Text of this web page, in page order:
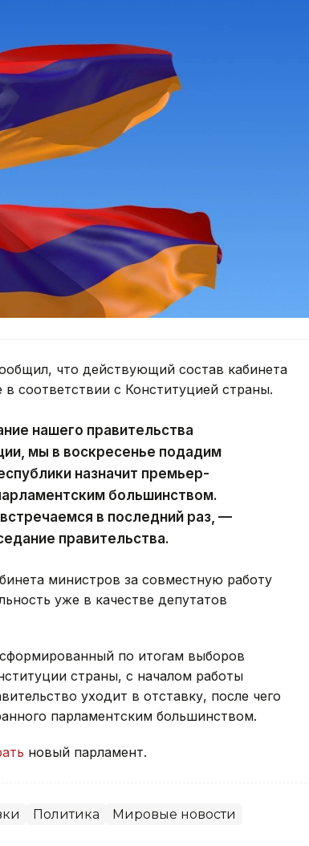
что действующий состав кабинета
соответствии с Конституцией страны.
нашего правительства
мы в воскресенье подадим
назначит премьер-
большинством.
в последний раз, —
правительства.
министров за совместную работу
уже в качестве депутатов
по итогам выборов
страны, с началом работы
уходит в отставку, после чего
парламентским большинством.
новый парламент.
Политика Мировые новости